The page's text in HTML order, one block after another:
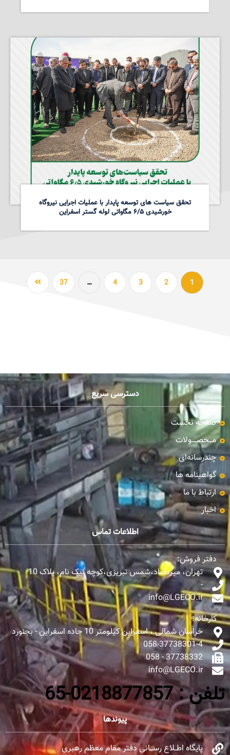
تحقق سیاست های توسعه پایدار با عملیات اجرایی نیروگاه
خورشیدی ۶/۵ مگاواتی لوله گستر اسفراین
1
2
3
4
…
37
دسترسی سریع
صفحه نخست
مـــحصـــــولات
چندرسانه‌ای
گواهینامه ها
ارتباط با ما
اخبار
اطلاعات تماس
دفتر فروش:
تهران، میرداماد،شمس تبریزی،کوچه نیک نام، پلاک 10
-
info@LGECO.ir
کارخانه:
خراسان شمالی ، اسفراین کیلومتر 10 جاده اسفراین - بجنورد
058-37738301-4
37738332 - 058
info@LGECO.ir
تلفن : 0218877857-65
پیوندها
پایگاه اطــلاع رســـانی دفتر مقام معظم رهبری